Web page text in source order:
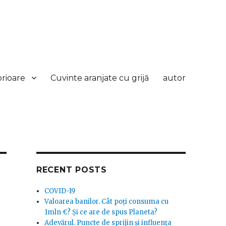
Cuvinte aranjate cu grijă autor
RECENT POSTS
COVID-19
Valoarea banilor. Cât poți consuma cu
1mln €? Și ce are de spus Planeta?
Adevărul. Puncte de sprijin și influența